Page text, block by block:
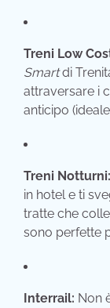
Treni Low
Smartdi
attraversare i
anticipo
Treni Notturni:
in hotel e ti
tratte che
sono perfette
Interrail: Non